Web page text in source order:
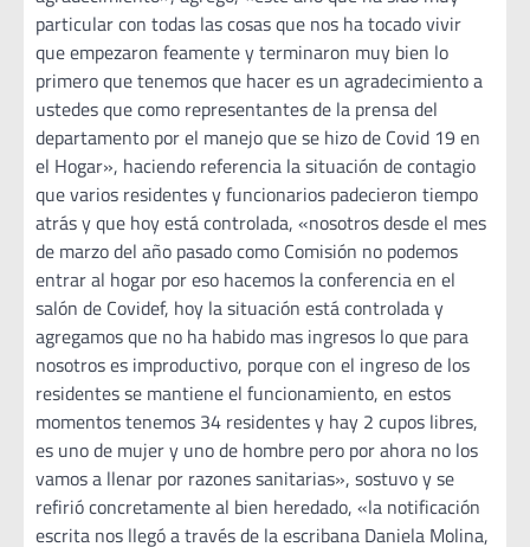
particular con todas las cosas que nos ha tocado vivir
que empezaron feamente y terminaron muy bien lo
primero que tenemos que hacer es un agradecimiento a
ustedes que como representantes de la prensa del
departamento por el manejo que se hizo de Covid 19 en
el Hogar», haciendo referencia la situación de contagio
que varios residentes y funcionarios padecieron tiempo
atrás y que hoy está controlada, «nosotros desde el mes
de marzo del año pasado como Comisión no podemos
entrar al hogar por eso hacemos la conferencia en el
salón de Covidef, hoy la situación está controlada y
agregamos que no ha habido mas ingresos lo que para
nosotros es improductivo, porque con el ingreso de los
residentes se mantiene el funcionamiento, en estos
momentos tenemos 34 residentes y hay 2 cupos libres,
es uno de mujer y uno de hombre pero por ahora no los
vamos a llenar por razones sanitarias», sostuvo y se
refirió concretamente al bien heredado, «la notificación
escrita nos llegó a través de la escribana Daniela Molina,